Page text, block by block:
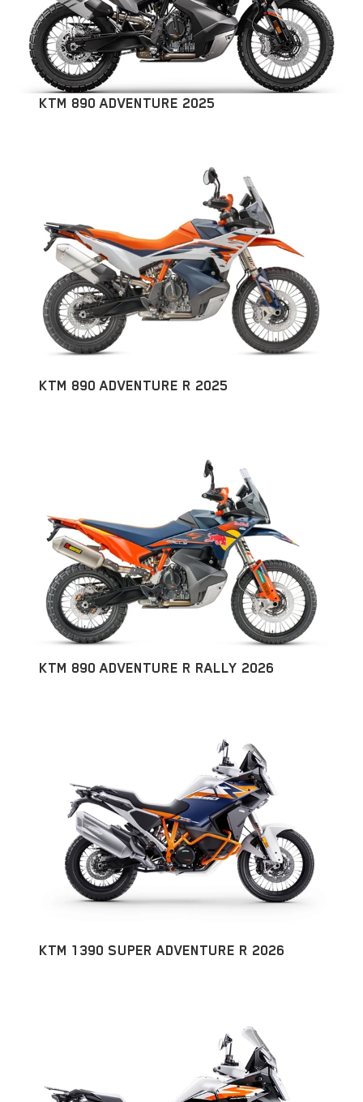
KTM 890 ADVENTURE 2025
KTM 890 ADVENTURE R 2025
KTM 890 ADVENTURE R RALLY 2026
KTM 1390 SUPER ADVENTURE R 2026